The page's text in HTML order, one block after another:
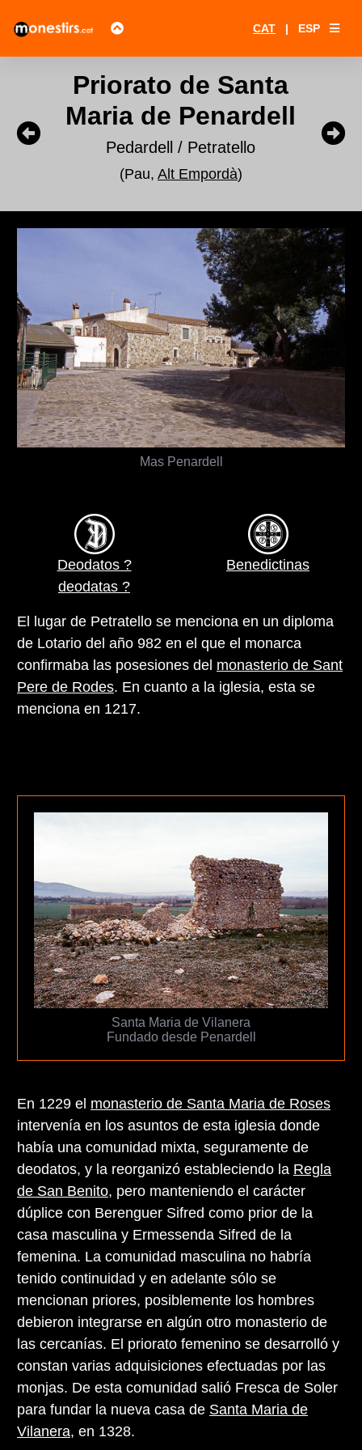
CAT | ESP
Priorato de Santa
Maria de Penardell
Pedardell / Petratello
(Pau, Alt Empordà)
Mas Penardell
Deodatos ?
deodatas ?
Benedictinas
El lugar de Petratello se menciona en un diploma
de Lotario del año 982 en el que el monarca
confirmaba las posesiones del monasterio de Sant
Pere de Rodes. En cuanto a la iglesia, esta se
menciona en 1217.
Santa Maria de Vilanera
Fundado desde Penardell
En 1229 el monasterio de Santa Maria de Roses
intervenía en los asuntos de esta iglesia donde
había una comunidad mixta, seguramente de
deodatos, y la reorganizó estableciendo la Regla
de San Benito, pero manteniendo el carácter
dúplice con Berenguer Sifred como prior de la
casa masculina y Ermessenda Sifred de la
femenina. La comunidad masculina no habría
tenido continuidad y en adelante sólo se
mencionan priores, posiblemente los hombres
debieron integrarse en algún otro monasterio de
las cercanías. El priorato femenino se desarrolló y
constan varias adquisiciones efectuadas por las
monjas. De esta comunidad salió Fresca de Soler
para fundar la nueva casa de Santa Maria de
Vilanera, en 1328.